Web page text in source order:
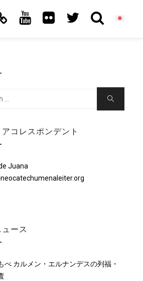
Search
アコレスポンデント
Juana
ース
べ カルメン・エルナンデスの列福・